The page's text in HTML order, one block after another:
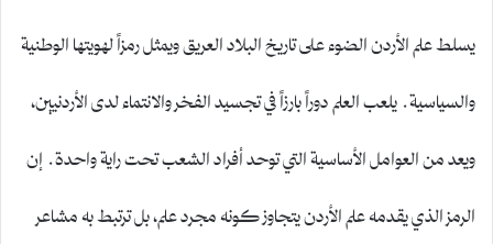
يسلط علم الأردن الضوء على تاريخ البلاد العريق ويمثل رمزاً لهويتها الوطنية
والسياسية. يلعب العلم دوراً بارزاً في تجسيد الفخر والانتماء لدى الأردنيين،
ويعد من العوامل الأساسية التي توحد أفراد الشعب تحت راية واحدة. إن
الرمز الذي يقدمه علم الأردن يتجاوز كونه مجرد علم، بل ترتبط به مشاعر